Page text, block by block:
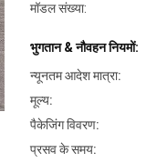
मॉडल संख्या:
भुगतान & नौवहन नियमों:
न्यूनतम आदेश मात्रा:
मूल्य:
पैकेजिंग विवरण:
प्रसव के समय: